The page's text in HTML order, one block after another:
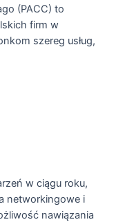
(PACC) to
firm w
szereg usług,
w ciągu roku,
networkingowe i
nawiązania